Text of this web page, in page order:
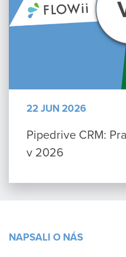
22 JUN 2026
Pipedrive CRM:
v 2026
NAPSALI O NÁS